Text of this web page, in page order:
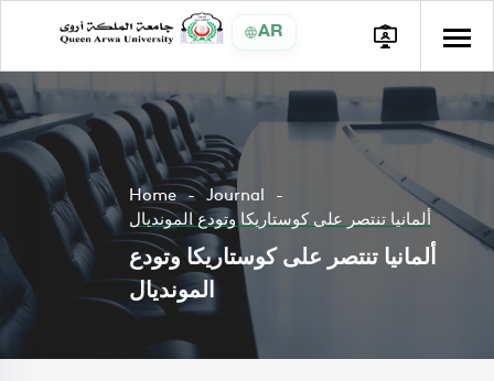
AR
Home
Journal
ألمانيا تنتصر على كوستاريكا وتودع المونديال
ألمانيا تنتصر على كوستاريكا وتودع
المونديال